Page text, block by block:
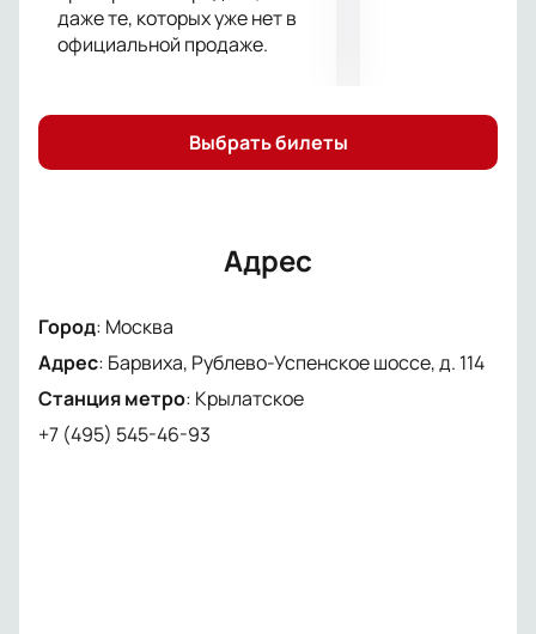
даже те, которых уже нет в
официальной продаже.
Выбрать билеты
Адрес
Город: Москва
Адрес: Барвиха, Рублево-Успенское шоссе, д. 114
Станция метро: Крылатское
+7 (495) 545-46-93